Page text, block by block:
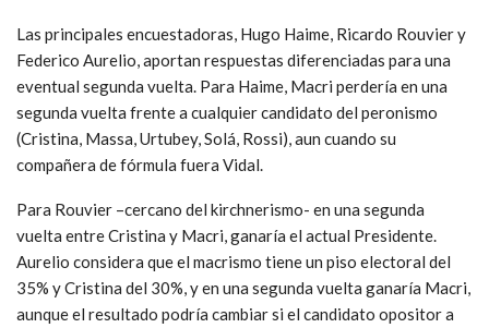
Las principales encuestadoras, Hugo Haime, Ricardo Rouvier y
Federico Aurelio, aportan respuestas diferenciadas para una
eventual segunda vuelta. Para Haime, Macri perdería en una
segunda vuelta frente a cualquier candidato del peronismo
(Cristina, Massa, Urtubey, Solá, Rossi), aun cuando su
compañera de fórmula fuera Vidal.
Para Rouvier –cercano del kirchnerismo- en una segunda
vuelta entre Cristina y Macri, ganaría el actual Presidente.
Aurelio considera que el macrismo tiene un piso electoral del
35% y Cristina del 30%, y en una segunda vuelta ganaría Macri,
aunque el resultado podría cambiar si el candidato opositor a